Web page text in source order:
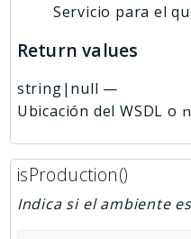
Servicio para el
Return values
string|null —
Ubicación del WSDL o
isProduction()
Indica si el ambiente